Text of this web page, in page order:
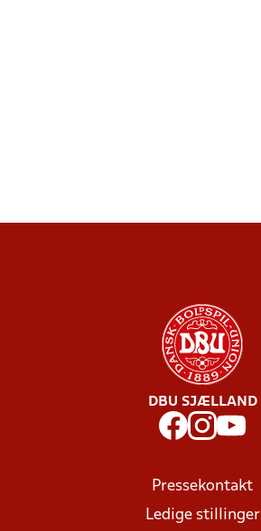
DBU SJÆLLAND
Pressekontakt
Ledige stillinger